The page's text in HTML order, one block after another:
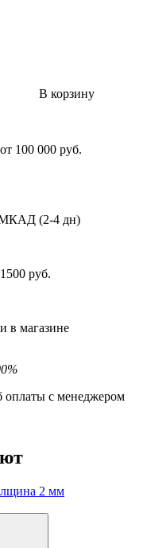
В корзину
100 000 руб.
МКАД (2-4 дн)
руб.
в магазине
оплаты с менеджером